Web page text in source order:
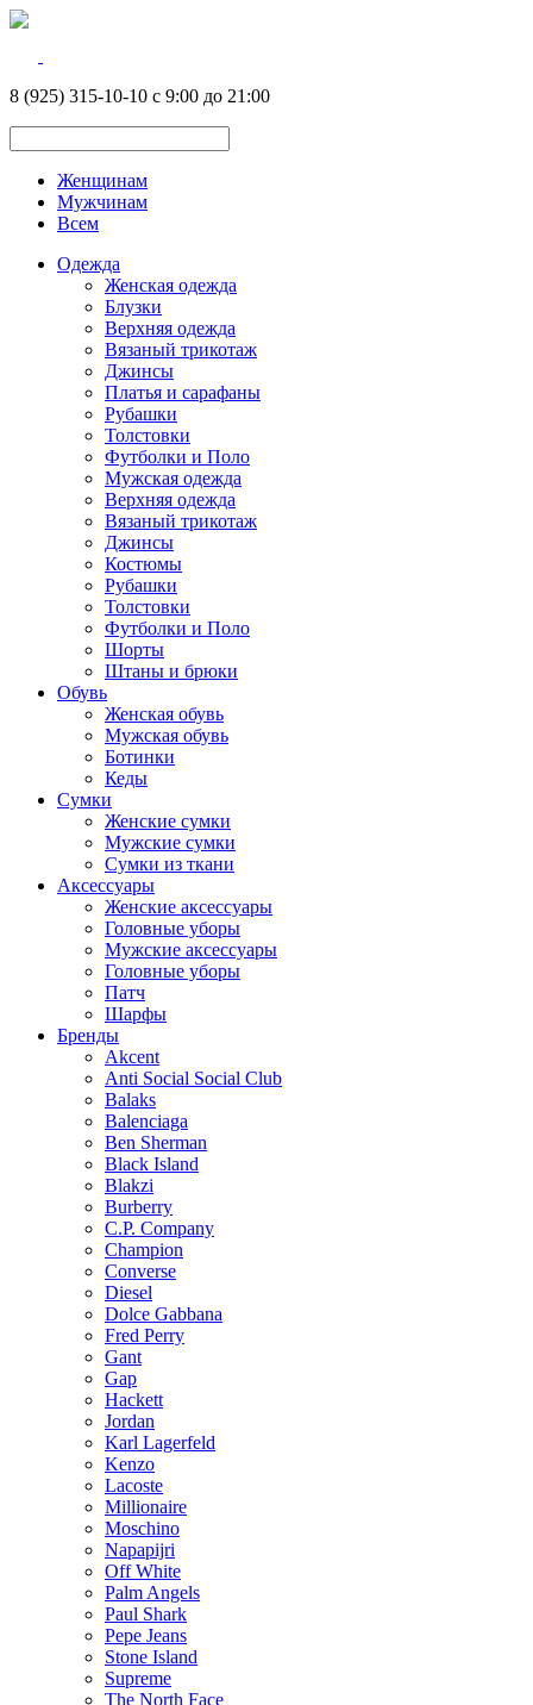
8 (925) 315-10-10 с 9:00 до 21:00
Женщинам
Мужчинам
Всем
Одежда
Женская одежда
Блузки
Верхняя одежда
Вязаный трикотаж
Джинсы
Платья и сарафаны
Рубашки
Толстовки
Футболки и Поло
Мужская одежда
Верхняя одежда
Вязаный трикотаж
Джинсы
Костюмы
Рубашки
Толстовки
Футболки и Поло
Шорты
Штаны и брюки
Обувь
Женская обувь
Мужская обувь
Ботинки
Кеды
Сумки
Женские сумки
Мужские сумки
Сумки из ткани
Аксессуары
Женские аксессуары
Головные уборы
Мужские аксессуары
Головные уборы
Патч
Шарфы
Бренды
Akcent
Anti Social Social Club
Balaks
Balenciaga
Ben Sherman
Black Island
Blakzi
Burberry
C.P. Company
Champion
Converse
Diesel
Dolce Gabbana
Fred Perry
Gant
Gap
Hackett
Jordan
Karl Lagerfeld
Kenzo
Lacoste
Millionaire
Moschino
Napapijri
Off White
Palm Angels
Paul Shark
Pepe Jeans
Stone Island
Supreme
The North Face